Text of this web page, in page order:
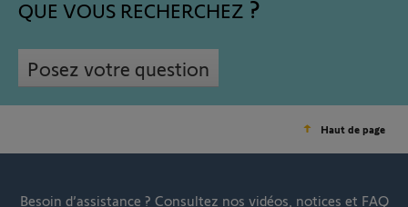
QUE VOUS RECHERCHEZ
Posez votre question
Haut de page
Besoin d’assistance ? Consultez nos vidéos, notices et FAQ